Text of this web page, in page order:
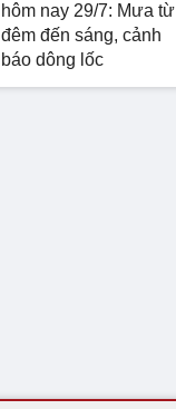
hôm nay 29/7: Mưa từ
đêm đến sáng, cảnh
báo dông lốc